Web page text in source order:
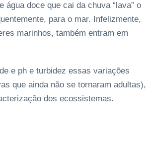
doce que cai da chuva “lava” o
para o mar. Infelizmente,
marinhos, também entram em
e ph e turbidez essas variações
que ainda não se tornaram adultas),
dos ecossistemas.